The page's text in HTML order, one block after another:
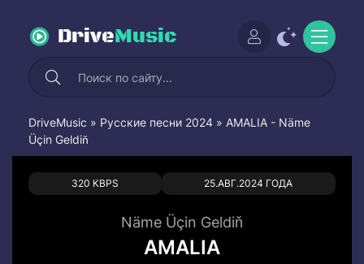
DriveMusic
DriveMusic » Русские песни 2024 » AMALIA - Näme
Üçin Geldiň
320 KBPS 25.АВГ.2024 ГОДА
0 0
Näme Üçin Geldiň
AMALIA